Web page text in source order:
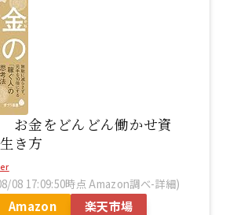
お金をどんどん働かせ資
き方
08 17:09:50時点 Amazon調べ-詳細)
Amazon 楽天市場